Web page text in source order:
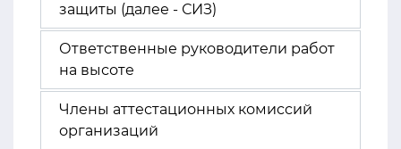
защиты (далее - СИЗ)
Ответственные руководители работ
на высоте
Члены аттестационных комиссий
организаций